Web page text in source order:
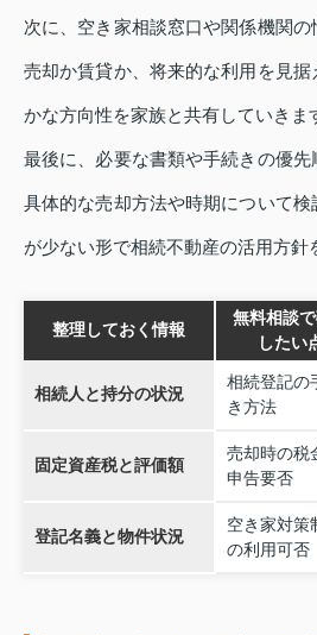
次に、空き家相談窓口や関係機関の
売却か賃貸か、将来的な利用を見据
かな方向性を家族と共有していきま
最後に、必要な書類や手続きの優先
具体的な売却方法や時期について
が少ない形で相続不動産の活用方針
整理しておく情報
無料相談
したい
相続人と持分の状況
相続登記の
き方法
固定資産税と評価額
売却時の税
申告要否
登記名義と物件状況
空き家対策
の利用可否